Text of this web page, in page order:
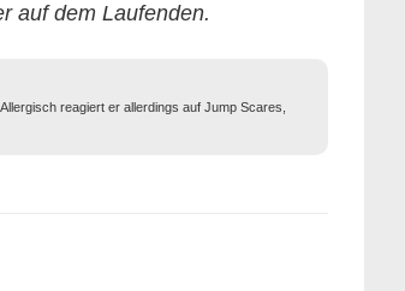
auf dem Laufenden.
reagiert er allerdings auf Jump Scares,